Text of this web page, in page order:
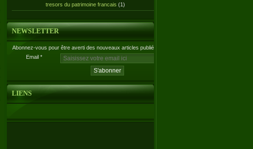
tresors du patrimoine francais (1)
NEWSLETTER
Abonnez-vous pour être averti des nouveaux articles publiés.
Email
LIENS